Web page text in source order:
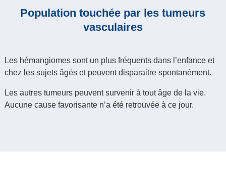
Population touchée par les tumeurs
vasculaires
Les hémangiomes sont un plus fréquents dans l’enfance et
chez les sujets âgés et peuvent disparaitre spontanément.
Les autres tumeurs peuvent survenir à tout âge de la vie.
Aucune cause favorisante n’a été retrouvée à ce jour.